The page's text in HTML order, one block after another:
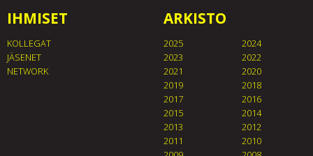
IHMISET
KOLLEGAT
JÄSENET
NETWORK
ARKISTO
2025
2024
2023
2022
2021
2020
2019
2018
2017
2016
2015
2014
2013
2012
2011
2010